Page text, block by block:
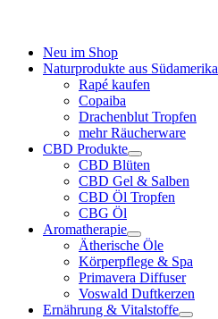
Neu im Shop
Naturprodukte aus Südamerika
Rapé kaufen
Copaiba
Drachenblut Tropfen
mehr Räucherware
CBD Produkte
CBD Blüten
CBD Gel & Salben
CBD Öl Tropfen
CBG Öl
Aromatherapie
Ätherische Öle
Körperpflege & Spa
Primavera Diffuser
Voswald Duftkerzen
Ernährung & Vitalstoffe